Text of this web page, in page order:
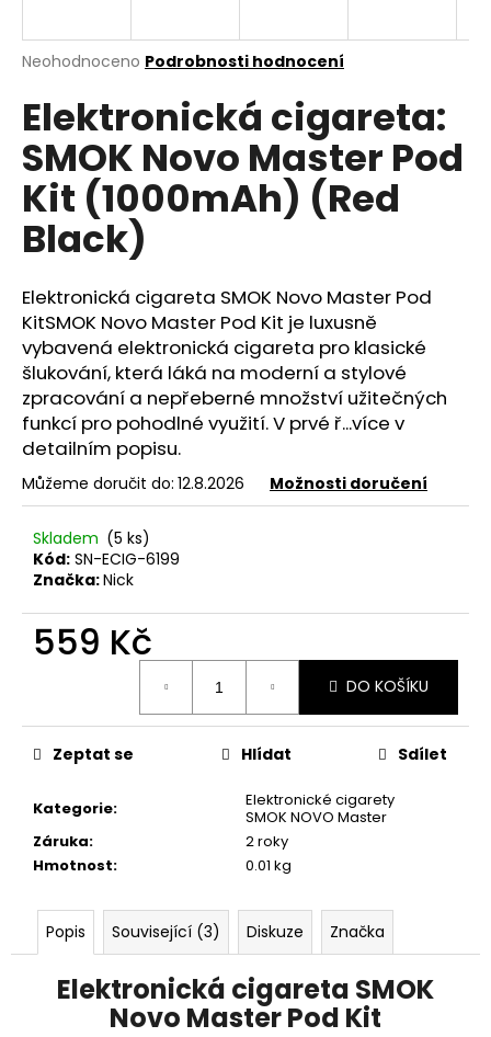
Průměrné
produktu
je
0,0
z
5
hvězdiček.
Neohodnoceno Podrobnosti hodnocení
Elektronická cigareta:
SMOK Novo Master Pod
Kit (1000mAh) (Red
Black)
Elektronická cigareta SMOK Novo Master Pod
KitSMOK Novo Master Pod Kit je luxusně
vybavená elektronická cigareta pro klasické
šlukování, která láká na moderní a stylové
zpracování a nepřeberné množství užitečných
funkcí pro pohodlné využití. V prvé ř...více v
detailním popisu.
Můžeme doručit do: 12.8.2026 Možnosti doručení
Skladem (5 ks)
Kód: SN-ECIG-6199
Značka:Nick
559 Kč
DO KOŠÍKU
Kategorie:
Elektronické cigarety
SMOK NOVO Master
Záruka:
2 roky
Hmotnost: 0.01 kg
Zeptat se Hlídat Sdílet
Popis Související (3) Diskuze Značka
Elektronická cigareta SMOK
Novo Master Pod Kit
j
t
?
D
o
p
o
r
u
č
e
m
e
-
META
MOON
20MG
LIMONÁDA,
LESNÍ
97
Původně: